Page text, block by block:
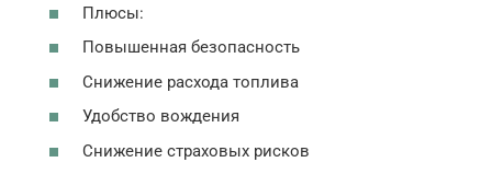
Плюсы:
Повышенная безопасность
Снижение расхода топлива
Удобство вождения
Снижение страховых рисков